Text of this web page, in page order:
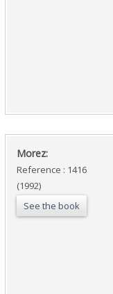
‎Morez: ‎
Reference : 1416
(1992)
See the book